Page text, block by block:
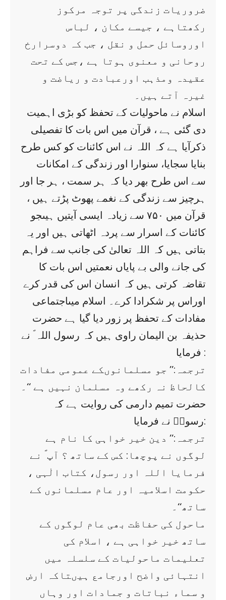
ضروریات زندگی پر توجہ مرکوز
رکھتاہے ، جیسے مکان ، لباس
اوروسائل حمل و نقل ، جب کہ دوسرارخ
روحانی و معنوی ہوتا ہے ،جس کے تحت
عقیدہ ومذہب اورعبادت و ریاضت و
غیرہ آتے ہیں۔
اسلام نے ماحولیات کے تحفظ کو بڑی اہمیت
دی گئی ہے ، قرآن میں اس بات کا تفصیلی
ذکرآیا ہے کہ اللہ نے اس کائنات کو کس طرح
بنایا سجایا، سنوارا اور زندگی کے امکانات
سے اس طرح بھر دیا کہ ہر سمت ، ہر جا اور
ہرچیز سے زندگی کے نغمے پھوٹ پڑتے ہیں ،
قرآن میں ۷۵۰ سے زیادہ ایسی آیتیں ہیںجو
کائنات کے اسرار سے پردہ اٹھاتی ہیں اور یہ
بتاتی ہیں کہ اللہ تعالیٰ کی جانب سے فراہم
کی جانے والی بے پایاں نعمتیں اس بات کا
تقاضہ کرتی ہیں کہ انسان اس کی قدر کرے
اوراس پر شکرادا کرے۔ اسلام میںاجتماعی
مفادات کے تحفظ پر زور دیا گیا ہے حضرت
حذیفہ بن الیمان راوی ہیں کہ رسول اللہ ؐ نے
فرمایا :
ترجمہ:’’ جو مسلمانوںکے عمومی مفادات
کالحاظ نہ رکھے وہ مسلمان نہیں ہے ‘‘۔
حضرت تمیم دارمی کی روایت ہے کہ
رسولؐ نے فرمایا:
ترجمہ:’’ دین خیر خواہی کا نام ہے
لوگوں نے پوچھا: کس کے ساتھ ؟ آپ ؐ نے
فرمایا اللہ اور رسول، کتاب الٰہی ،
حکومت اسلامیہ اور عام مسلمانوں کے
ساتھ‘‘۔
ماحول کی حفاظت بھی عام لوگوں کے
ساتھ خیر خواہی ہے ، اسلام کی
تعلیمات ماحولیات کے سلسلہ میں
انتہائی واضح اورجامع ہیںتاکہ ارض
و سماء نباتات و جمادات اور وہاں